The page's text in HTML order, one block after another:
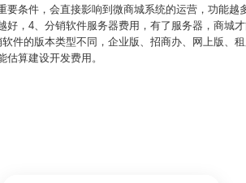
条件，会直接影响到微商城系统的运营，功能
，4、分销软件服务器费用，有了服务器，商城
件的版本类型不同，企业版、招商办、网上版、
算建设开发费用。